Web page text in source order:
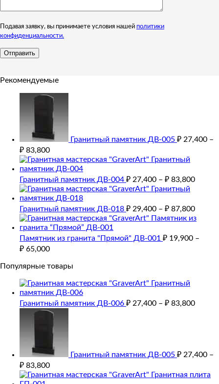
Подавая заявку, вы принимаете условия нашей политики
конфиденциальности.
Рекомендуемые
Гранитный памятник ДВ-005 ₽ 27,400 –
₽ 83,800
Гранитный памятник ДВ-004 ₽ 27,400 – ₽ 83,800
Гранитный памятник ДВ-018 ₽ 29,400 – ₽ 87,800
Памятник из гранита "Прямой" ДВ-001 ₽ 19,900 –
₽ 65,000
Популярные товары
Гранитный памятник ДВ-006 ₽ 27,400 – ₽ 83,800
Гранитный памятник ДВ-005 ₽ 27,400 –
₽ 83,800